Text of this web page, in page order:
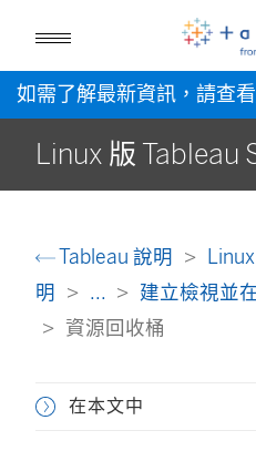
如需了解最新資訊，請查看
Linux 版 Tableau
Tableau 說明
明
...
建立檢視並
資源回收桶
在本文中